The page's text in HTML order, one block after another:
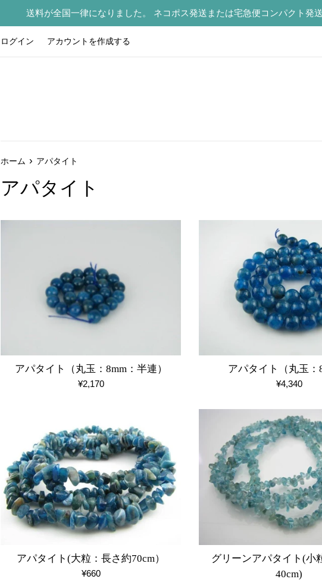
送料が全国一律になりました。 ネコポス発送または宅急便コンパクト発
ログイン アカウントを作成する
ホーム › アパタイト
アパタイト
アパタイト（丸玉：8mm：半連）
通
格
¥2,170
アパタイト（丸玉：
通
価
格
¥4,340
アパタイト(大粒：長さ約70cm）
通
¥660
グリーンアパタイト(小
40cm)